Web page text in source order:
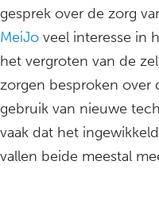
gesprek over de zorg
MeiJo veel interesse in
het vergroten van de
zorgen besproken over
gebruik van nieuwe
vaak dat het
vallen beide meestal